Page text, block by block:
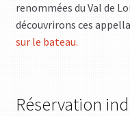
renommées du Val de
découvrirons ces
sur le bateau.
Réservation